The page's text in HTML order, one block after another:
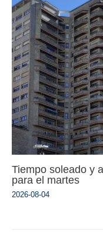
Tiempo soleado y
para el martes
2026-08-04